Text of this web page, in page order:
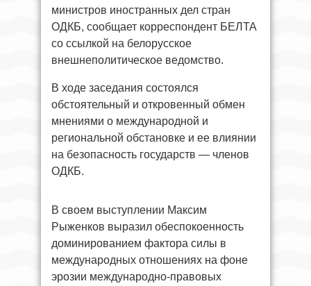
министров иностранных дел стран
ОДКБ, сообщает корреспондент БЕЛТА
со ссылкой на белорусское
внешнеполитическое ведомство.
В ходе заседания состоялся
обстоятельный и откровенный обмен
мнениями о международной и
региональной обстановке и ее влиянии
на безопасность государств — членов
ОДКБ.
В своем выступлении Максим
Рыженков выразил обеспокоенность
доминированием фактора силы в
международных отношениях на фоне
эрозии международно-правовых